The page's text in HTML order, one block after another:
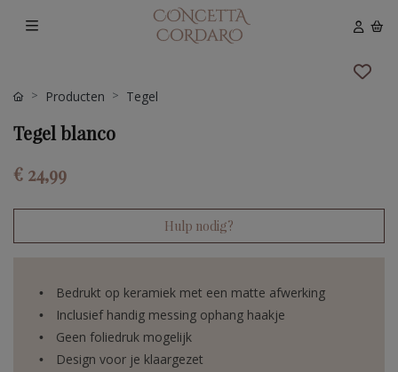
Producten Tegel
Tegel blanco
€ 24,99
Hulp nodig?
Bedrukt op keramiek met een matte afwerking
Inclusief handig messing ophang haakje
Geen foliedruk mogelijk
Design voor je klaargezet